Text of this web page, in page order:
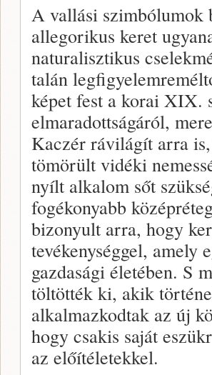
A vallási szimbólumok
allegorikus keret
naturalisztikus
talán
képet fest a korai XIX.
elmaradottságáról,
Kaczér rávilágít arra
tömörült vidéki
nyílt alkalom sőt
fogékonyabb
bizonyult arra, hogy
tevékenységgel, amely
gazdasági életében. S
töltötték ki, akik
alkalmazkodtak az új
hogy csakis saját
az előítéletekkel.